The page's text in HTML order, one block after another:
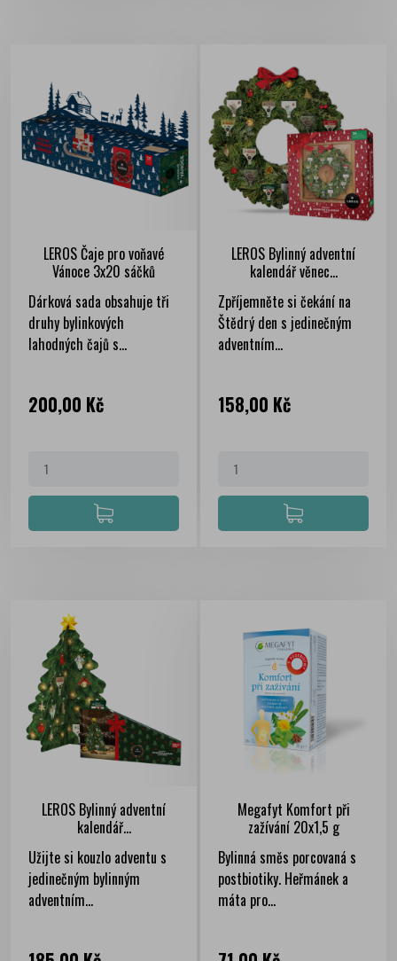
LEROS Čaje pro voňavé
Vánoce 3x20 sáčků
Dárková sada obsahuje tři
druhy bylinkových
lahodných čajů s...
Cena
200,00 Kč
LEROS Bylinný adventní
kalendář věnec...
Zpříjemněte si čekání na
Štědrý den s jedinečným
adventním...
Cena
158,00 Kč
LEROS Bylinný adventní
kalendář...
Užijte si kouzlo adventu s
jedinečným bylinným
adventním...
Megafyt Komfort při
zažívání 20x1,5 g
Bylinná směs porcovaná s
postbiotiky. Heřmánek a
máta pro...